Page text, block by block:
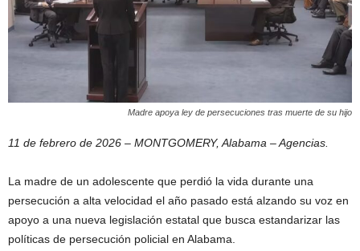
Madre apoya ley de persecuciones tras muerte de su hijo
11 de febrero de 2026 – MONTGOMERY, Alabama – Agencias.
La madre de un adolescente que perdió la vida durante una
persecución a alta velocidad el año pasado está alzando su voz en
apoyo a una nueva legislación estatal que busca estandarizar las
políticas de persecución policial en Alabama.